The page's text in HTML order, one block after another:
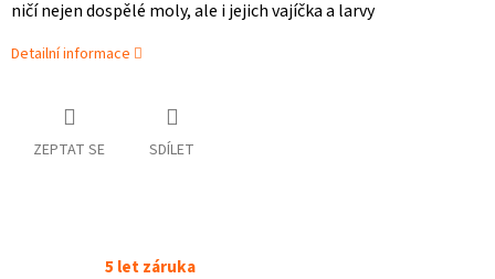
ničí nejen dospělé moly, ale i jejich vajíčka a larvy
Detailní informace
ZEPTAT SE SDÍLET
5 let záruka